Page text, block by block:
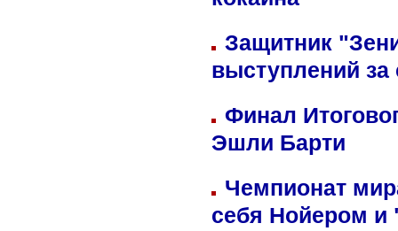
Защитник
выступлений
Финал
Эшли Барти
Чемпионат
себя Нойером и